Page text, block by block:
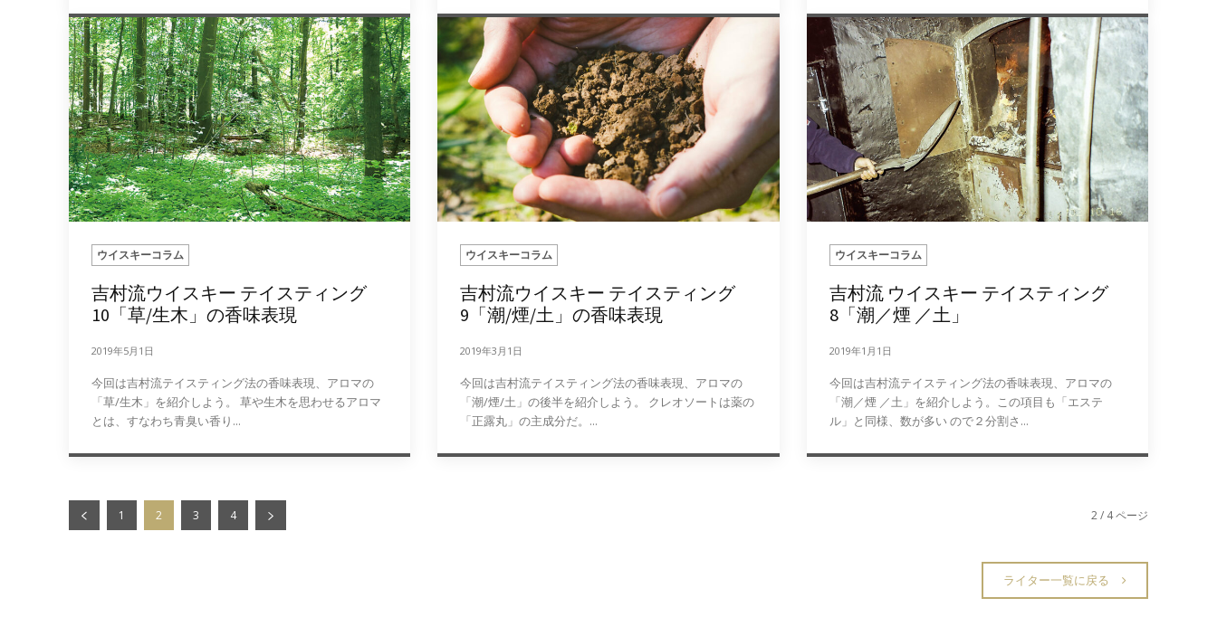
ウイスキーコラム
吉村流ウイスキー テイスティング
10「草/生木」の香味表現
2019年5月1日
今回は吉村流テイスティング法の香味表現、アロマの
「草/生木」を紹介しよう。 草や生木を思わせるアロマ
とは、すなわち青臭い香り...
ウイスキーコラム
吉村流ウイスキー テイスティング
9「潮/煙/土」の香味表現
2019年3月1日
今回は吉村流テイスティング法の香味表現、アロマの
「潮/煙/土」の後半を紹介しよう。 クレオソートは薬の
「正露丸」の主成分だ。...
ウイスキーコラム
吉村流 ウイスキー テイスティング
8「潮／煙 ／土」
2019年1月1日
今回は吉村流テイスティング法の香味表現、アロマの
「潮／煙 ／土」を紹介しよう。この項目も「エステ
ル」と同様、数が多い ので２分割さ...
1 2 3 4 2 / 4 ページ
ライター一覧に戻る